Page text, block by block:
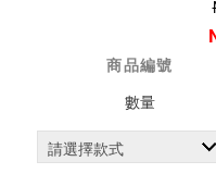
商品編號
數量